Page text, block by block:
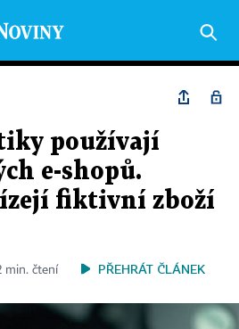
používají
e-shopů.
fiktivní zboží
min. čtení PŘEHRÁT ČLÁNEK